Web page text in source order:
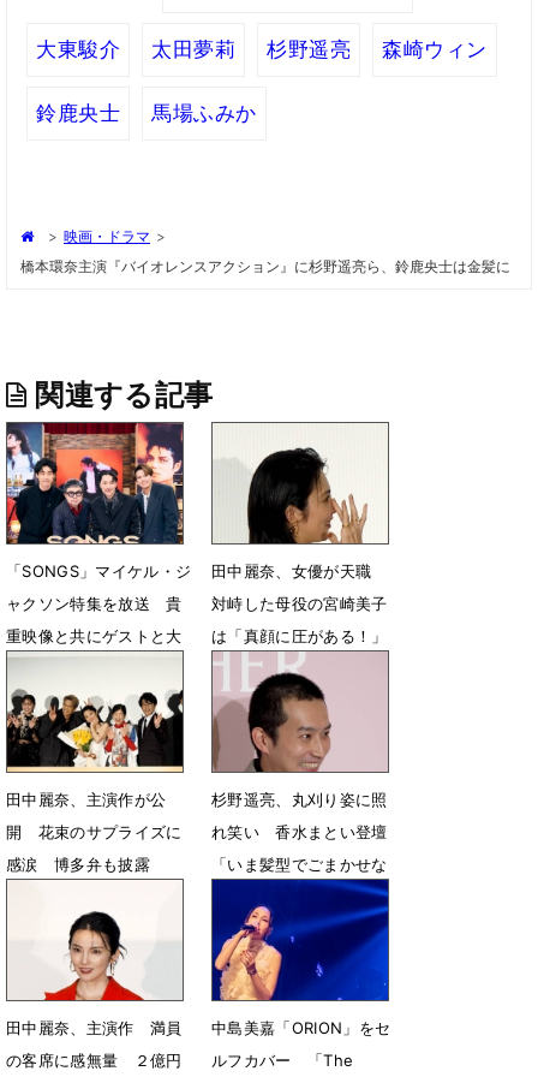
大東駿介 太田夢莉 杉野遥亮 森崎ウィン
鈴鹿央士 馬場ふみか
> 映画・ドラマ >
橋本環奈主演『バイオレンスアクション』に杉野遥亮ら、鈴鹿央士は金髪に
関連する記事
「SONGS」マイケル・ジ
ャクソン特集を放送 貴
重映像と共にゲストと大
6月25日 18時01分
田中麗奈、女優が天職
対峙した母役の宮崎美子
は「真顔に圧がある！」
4月5日 05時16分
田中麗奈、主演作が公
開 花束のサプライズに
感涙 博多弁も披露
杉野遥亮、丸刈り姿に照
れ笑い 香水まとい登壇
「いま髪型でごまかせな
3月26日 11時47分
田中麗奈、主演作 満員
の客席に感無量 ２億円
中島美嘉「ORION」をセ
ルフカバー 「The